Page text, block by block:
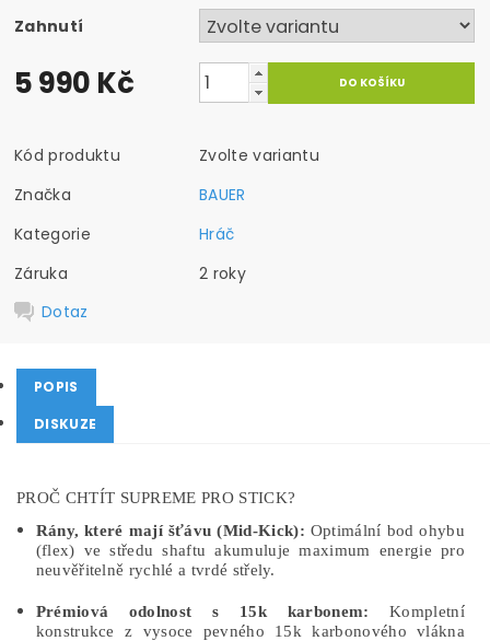
Zahnutí
5 990 Kč
Kód produktu
Zvolte variantu
Značka
BAUER
Kategorie
Hráč
Záruka
2 roky
Dotaz
POPIS
DISKUZE
PROČ CHTÍT SUPREME PRO STICK?
Rány, které mají šťávu (Mid-Kick): Optimální bod ohybu
(flex) ve středu shaftu akumuluje maximum energie pro
neuvěřitelně rychlé a tvrdé střely.
Prémiová odolnost s 15k karbonem: Kompletní
konstrukce z vysoce pevného 15k karbonového vlákna